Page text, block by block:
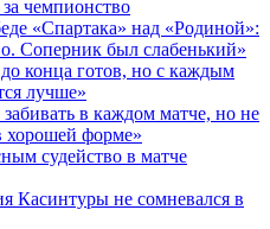
чемпионство
«Спартака» над «Родиной»:
Соперник был слабенький»
конца готов, но с каждым
лучше»
в каждом матче, но не
хорошей форме»
судейство в матче
Касинтуры не сомневался в